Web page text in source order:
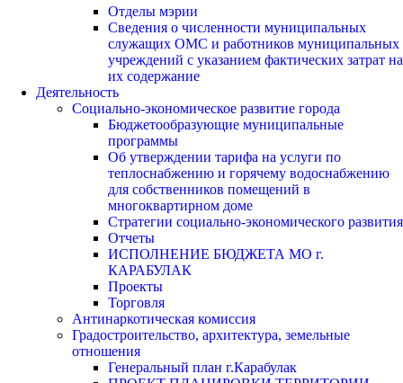
Отделы мэрии
Сведения о численности муниципальных
служащих ОМС и работников муниципальных
учреждений с указанием фактических затрат на
их содержание
Деятельность
Социально-экономическое развитие города
Бюджетообразующие муниципальные
программы
Об утверждении тарифа на услуги по
теплоснабжению и горячему водоснабжению
для собственников помещений в
многоквартирном доме
Стратегии социально-экономического развития
Отчеты
ИСПОЛНЕНИЕ БЮДЖЕТА МО г.
КАРАБУЛАК
Проекты
Торговля
Антинаркотическая комиссия
Градостроительство, архитектура, земельные
отношения
Генеральный план г.Карабулак